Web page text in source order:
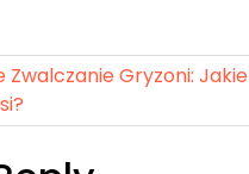
Zwalczanie Gryzoni: Jakie